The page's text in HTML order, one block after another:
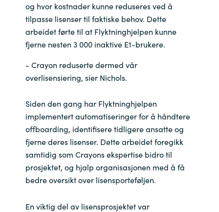
og hvor kostnader kunne reduseres ved å
tilpasse lisenser til faktiske behov. Dette
arbeidet førte til at Flyktninghjelpen kunne
fjerne nesten 3 000 inaktive E1-brukere.
- Crayon reduserte dermed vår
overlisensiering, sier Nichols.
Siden den gang har Flyktninghjelpen
implementert automatiseringer for å håndtere
offboarding, identifisere tidligere ansatte og
fjerne deres lisenser. Dette arbeidet foregikk
samtidig som Crayons ekspertise bidro til
prosjektet, og hjalp organisasjonen med å få
bedre oversikt over lisensporteføljen.
En viktig del av lisensprosjektet var